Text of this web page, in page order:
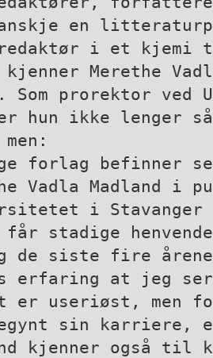
en
i et kjemi­
Merethe
Som prorektor ved
hun ikke lenger
forlag befinner
Vadla Madland i
i Stavanger
får stadige
de siste fire
erfaring at jeg
er useriøst, men
sin
kjenner også til